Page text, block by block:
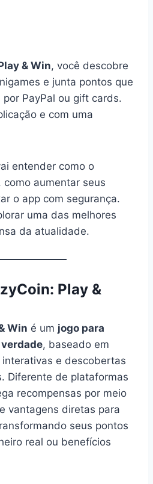
& Win, você descobre
e junta pontos que
PayPal ou gift cards.
e com uma
entender como o
como aumentar seus
o app com segurança.
uma das melhores
da atualidade.
Play &
Win é um jogo para
, baseado em
e descobertas
Diferente de plataformas
recompensas por meio
e vantagens diretas para
seus pontos
real ou benefícios